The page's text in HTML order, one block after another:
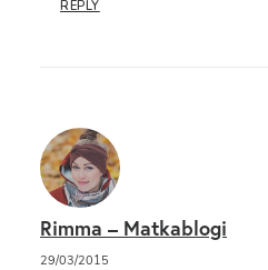
REPLY
Rimma – Matkablogi
29/03/2015